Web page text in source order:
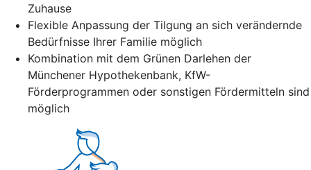
Zuhause
Flexible Anpassung der Tilgung an sich verändernde
Bedürfnisse Ihrer Familie möglich
Kombination mit dem Grünen Darlehen der
Münchener Hypothekenbank, KfW-
Förderprogrammen oder sonstigen Fördermitteln sind
möglich